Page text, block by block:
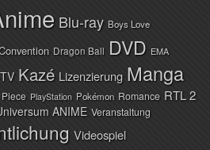
Blu-ray Boys Love
Dragon Ball DVD EMA
Kazé Lizenzierung Manga
PlayStation Pokémon Romance RTL 2
ANIME Veranstaltung
Videospiel